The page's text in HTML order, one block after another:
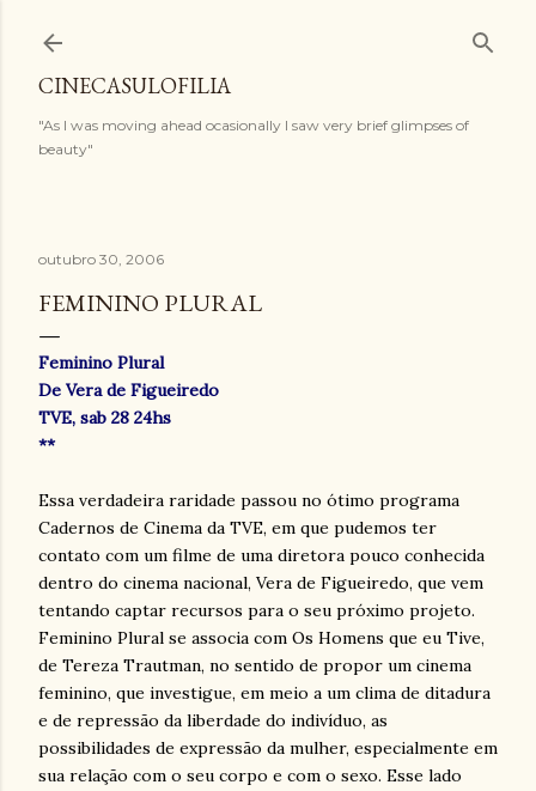
CINECASULOFILIA
"As I was moving ahead ocasionally I saw very brief glimpses of
beauty"
outubro 30, 2006
FEMININO PLURAL
Feminino Plural
De Vera de Figueiredo
TVE, sab 28 24hs
**
Essa verdadeira raridade passou no ótimo programa
Cadernos de Cinema da TVE, em que pudemos ter
contato com um filme de uma diretora pouco conhecida
dentro do cinema nacional, Vera de Figueiredo, que vem
tentando captar recursos para o seu próximo projeto.
Feminino Plural se associa com Os Homens que eu Tive,
de Tereza Trautman, no sentido de propor um cinema
feminino, que investigue, em meio a um clima de ditadura
e de repressão da liberdade do indivíduo, as
possibilidades de expressão da mulher, especialmente em
sua relação com o seu corpo e com o sexo. Esse lado